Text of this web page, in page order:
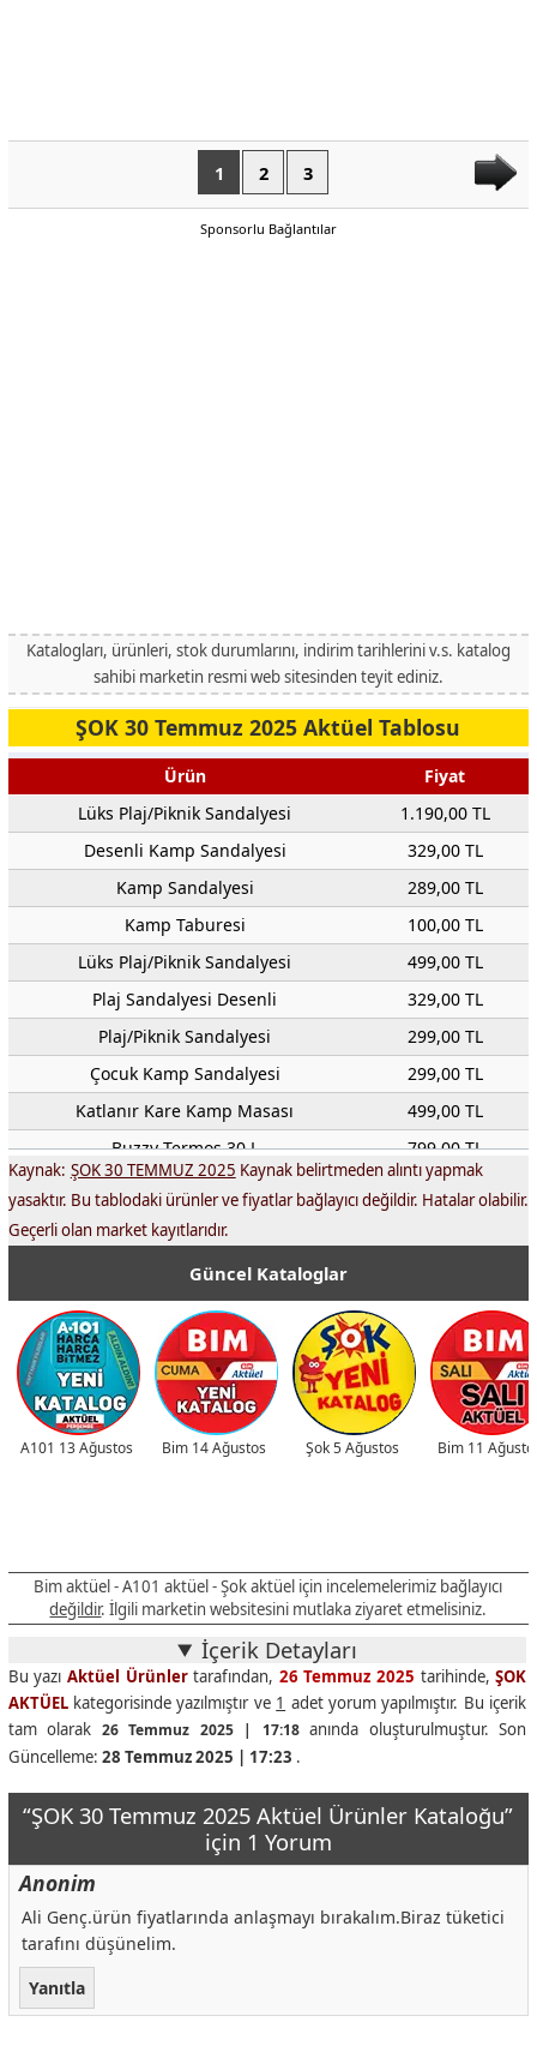
1 2 3
Sponsorlu Bağlantılar
Katalogları, ürünleri, stok durumlarını, indirim tarihlerini v.s. katalog
sahibi marketin resmi web sitesinden teyit ediniz.
ŞOK 30 Temmuz 2025 Aktüel Tablosu
Ürün
Fiyat
Lüks Plaj/Piknik Sandalyesi
1.190,00 TL
Desenli Kamp Sandalyesi
329,00 TL
Kamp Sandalyesi
289,00 TL
Kamp Taburesi
100,00 TL
Lüks Plaj/Piknik Sandalyesi
499,00 TL
Plaj Sandalyesi Desenli
329,00 TL
Plaj/Piknik Sandalyesi
299,00 TL
Çocuk Kamp Sandalyesi
299,00 TL
Katlanır Kare Kamp Masası
499,00 TL
Buzzy Termos 30 L
799,00 TL
Kamp Termos 20 L
799,00 TL
Kamp Matı
Buzzy Termos 20 L
649,00 TL
Aktuel-urunler.com
000,00 TL
Musluklu Piknik Termos 14.5 L
299,00 TL
Buz Aküsü
18,50 TL
Kamp Bıçağı
199,00 TL
Lüks Mangal 40'lık
299,00 TL
Bio Mangal Kömürü
129,00 TL
Büyük Izgara Teli
75,00 TL
Çıkarma Kebabı Çeşitleri
75,00 TL
Felix Konserve Somonlu
104,00 TL
Freescat Tavuklu/Somonlu/Biftekli Kedi Maması
14,50 TL
Fiskies Tavuklu/Yavru Tavuk Kedi Maması
Freedog Biftekli Köpek Maması
Freescat Tavuklu/Somonlu/Biftekli Kedi Maması Konserve
29,50 TL
Kiwi KPL-10570 Otomatik Akıllı Hayvan Besleyici
Kaynak: ŞOK 30 TEMMUZ 2025 Kaynak belirtmeden alıntı yapmak
yasaktır. Bu tablodaki ürünler ve fiyatlar bağlayıcı değildir. Hatalar olabilir.
Geçerli olan market kayıtlarıdır.
Güncel Kataloglar
A101 13 Ağustos Bim 14 Ağustos Şok 5 Ağustos Bim 11
Bim aktüel - A101 aktüel - Şok aktüel için incelemelerimiz bağlayıcı
değildir. İlgili marketin websitesini mutlaka ziyaret etmelisiniz.
İçerik Detayları
Bu yazı Aktüel Ürünlertarafından, 26 Temmuz 2025 tarihinde,ŞOK
AKTÜELkategorisinde yazılmıştır ve 1 adet yorum yapılmıştır. Bu içerik
tam olarak 26 Temmuz 2025 | 17:18anında oluşturulmuştur. Son
Güncelleme: 28 Temmuz 2025 | 17:23 .
“ŞOK 30 Temmuz 2025 Aktüel Ürünler Kataloğu”
için 1 Yorum
Anonim
Ali Genç.ürün fiyatlarında anlaşmayı bırakalım.Biraz tüketici
tarafını düşünelim.
Yanıtla